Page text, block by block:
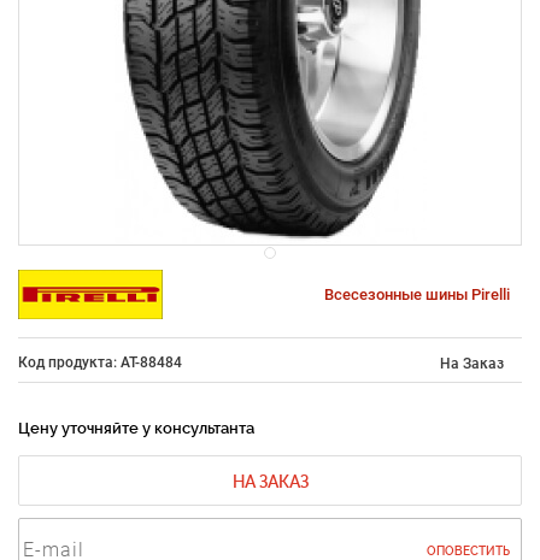
Всесезонные шины Pirelli
Код продукта: AT-88484 На Заказ
Цену уточняйте у консультанта
НА ЗАКАЗ
ОПОВЕСТИТЬ